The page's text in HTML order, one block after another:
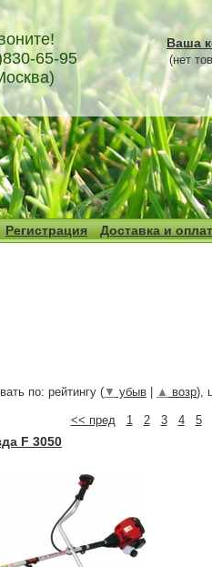
65-95
Ваша
(нет
Регистрация Доставка и
по: рейтингу ( ▼ убыв ▲ возр),
<< пред 1 2 3 4 5
F 3050